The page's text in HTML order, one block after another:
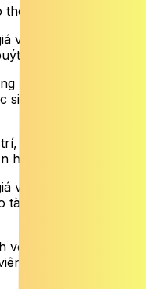
vé các phương tiện
tàu điện, phà;
phát hành vé giảm
sinh, sinh viên xuất
tham quan viện bảo
hóa:
vé dịch vụ khi trực
tàng, di tích lịch sử,
giảm giá cho học
xuất trình thẻ học